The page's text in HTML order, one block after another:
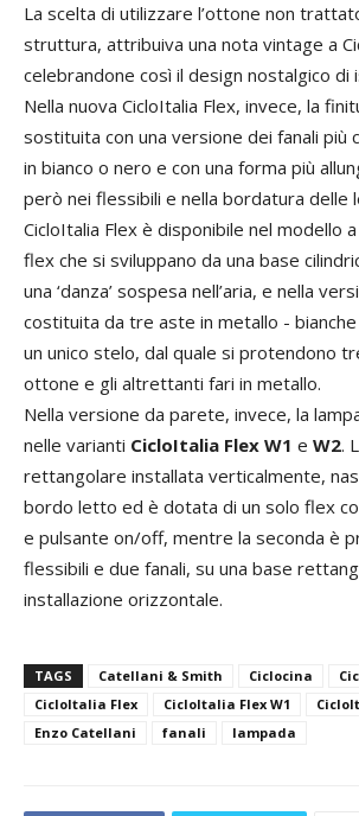
La scelta di utilizzare l’ottone non
struttura, attribuiva una nota vintage a
celebrandone così il design nostalgico di
Nella nuova CicloItalia Flex, invece, la
sostituita con una versione dei fanali più
in bianco o nero e con una forma più
però nei flessibili e nella bordatura delle
CicloItalia Flex è disponibile nel modello
flex che si sviluppano da una base
una ‘danza’ sospesa nell’aria, e nella
costituita da tre aste in metallo -
un unico stelo, dal quale si protendono
ottone e gli altrettanti fari in metallo.
Nella versione da parete, invece, la
nelle varianti CicloItalia Flex W1 e W2.
rettangolare installata verticalmente,
bordo letto ed è dotata di un solo flex
e pulsante on/off, mentre la seconda è
flessibili e due fanali, su una base
installazione orizzontale.
TAGS Catellani & Smith Ciclocina
CicloItalia Flex
CicloItalia Flex W1
Enzo Catellani
fanali lampada